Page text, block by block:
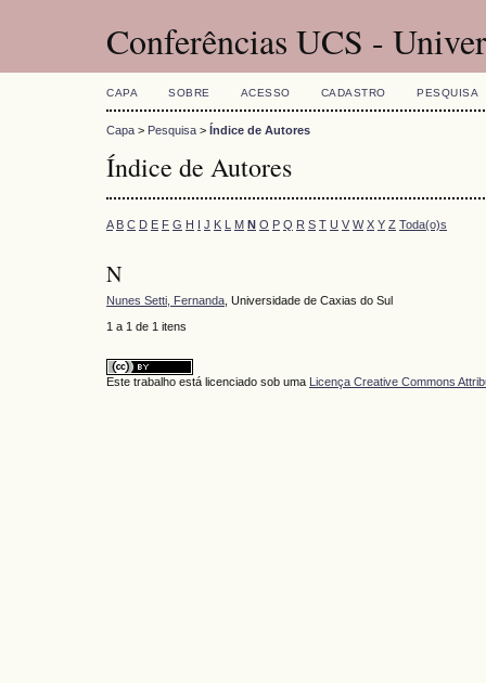
Conferências UCS -
CAPA SOBRE ACESSO CADASTRO PESQUISA
Capa > Pesquisa > Índice de Autores
Índice de Autores
A B C D E F G H I J K L M N O P Q R S T U V W X Y Z Toda(o)s
N
Nunes Setti, Fernanda , Universidade de Caxias do Sul
1 a 1 de 1 itens
Este trabalho está licenciado sob uma Licença Creative Commons